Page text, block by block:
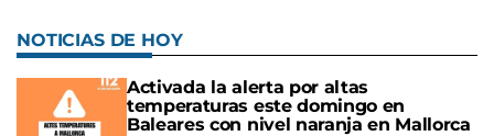
NOTICIAS DE HOY
Activada la alerta por altas
temperaturas este domingo en
Baleares con nivel naranja en Mallorca